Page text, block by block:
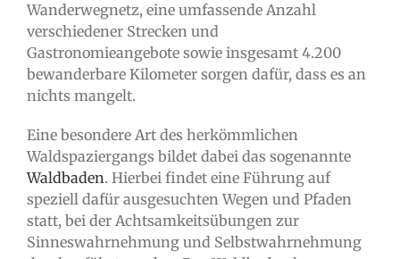
Wanderwegnetz, eine umfassende Anzahl
verschiedener Strecken und
Gastronomieangebote sowie insgesamt 4.200
bewanderbare Kilometer sorgen dafür, dass es an
nichts mangelt.
Eine besondere Art des herkömmlichen
Waldspaziergangs bildet dabei das sogenannte
Waldbaden. Hierbei findet eine Führung auf
speziell dafür ausgesuchten Wegen und Pfaden
statt, bei der Achtsamkeitsübungen zur
Sinneswahrnehmung und Selbstwahrnehmung